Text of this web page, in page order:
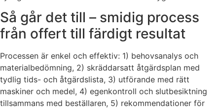
Så går det till – smidig process
från offert till färdigt resultat
Processen är enkel och effektiv: 1) behovsanalys och
materialbedömning, 2) skräddarsatt åtgärdsplan med
tydlig tids- och åtgärdslista, 3) utförande med rätt
maskiner och medel, 4) egenkontroll och slutbesiktning
tillsammans med beställaren, 5) rekommendationer för